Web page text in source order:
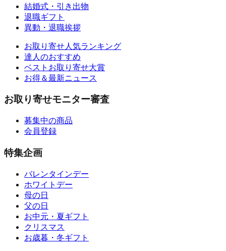
結婚式・引き出物
退職ギフト
異動・退職挨拶
お取り寄せ人気ランキング
達人のおすすめ
ベストお取り寄せ大賞
お得＆最新ニュース
お取り寄せモニター審査
募集中の商品
会員登録
特集企画
バレンタインデー
ホワイトデー
母の日
父の日
お中元・夏ギフト
クリスマス
お歳暮・冬ギフト